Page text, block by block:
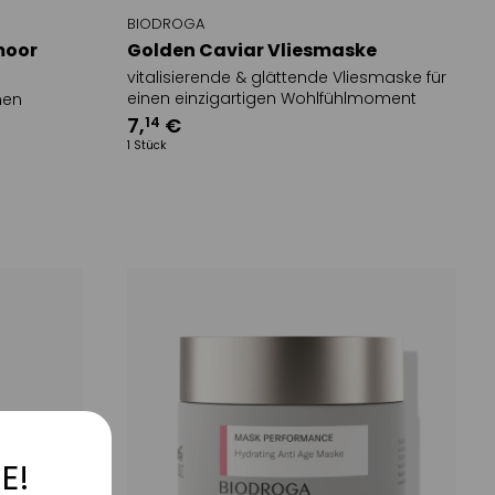
BIODROGA
Golden Caviar Vliesmaske
vitalisierende & glättende Vliesmaske für
einen einzigartigen Wohlfühlmoment
7,14 €
1 Stück